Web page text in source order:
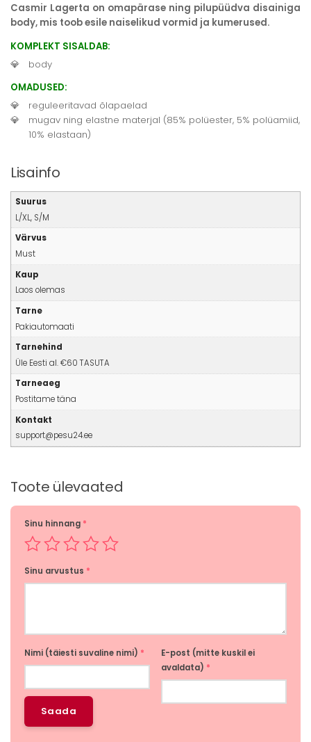
Casmir Lagerta on omapärase ning pilupüüdva disainiga
body, mis toob esile naiselikud vormid ja kumerused.
KOMPLEKT SISALDAB:
body
OMADUSED:
reguleeritavad õlapaelad
mugav ning elastne materjal (85% polüester, 5% polüamiid,
10% elastaan)
Lisainfo
Suurus
L/XL, S/M
Värvus
Must
Kaup
Laos olemas
Tarne
Pakiautomaati
Tarnehind
Üle Eesti al. €60 TASUTA
Tarneaeg
Postitame täna
Kontakt
support@pesu24.ee
Toote ülevaated
Sinu hinnang *
Sinu arvustus *
Nimi (täiesti suvaline nimi) *
E-post (mitte kuskil ei
avaldata) *